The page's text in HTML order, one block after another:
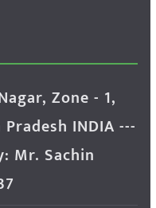
Zone - 1,
INDIA ---
Mr. Sachin